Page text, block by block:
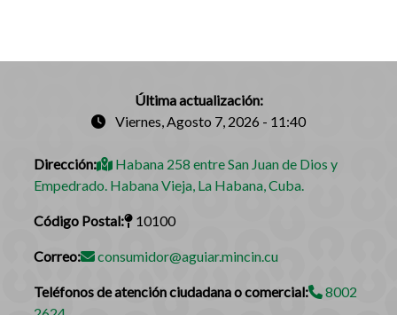
Última actualización:
Viernes, Agosto 7, 2026 - 11:40
Dirección:
Habana 258 entre San Juan de Dios y
Empedrado. Habana Vieja, La Habana, Cuba.
Código Postal: 10100
Correo: consumidor@aguiar.mincin.cu
Teléfonos de atención ciudadana o comercial:
8002